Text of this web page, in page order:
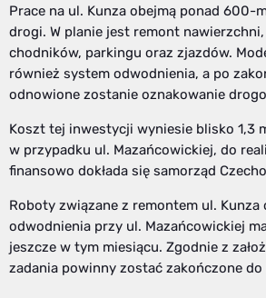
Prace na ul. Kunza obejmą ponad 600-
drogi. W planie jest remont
chodników, parkingu oraz zjazdów.
również system odwodnienia, a po
odnowione zostanie oznakowanie
Koszt tej inwestycji wyniesie blisko 1,3
w przypadku ul. Mazańcowickiej, do
finansowo dokłada się samorząd
Roboty związane z remontem ul. Kunza
odwodnienia przy ul. Mazańcowickiej
jeszcze w tym miesiącu. Zgodnie z
zadania powinny zostać zakończone do